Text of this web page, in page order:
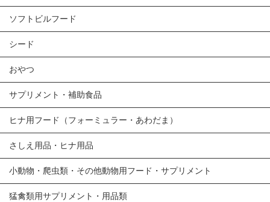
ソフトビルフード
シード
おやつ
サプリメント・補助食品
ヒナ用フード（フォーミュラー・あわだま）
さしえ用品・ヒナ用品
小動物・爬虫類・その他動物用フード・サプリメント
猛禽類用サプリメント・用品類